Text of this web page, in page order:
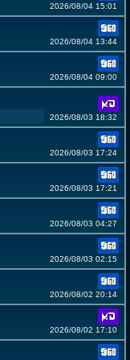
2026/08/04 15:01
2026/08/04 13:44
2026/08/04 09:00
2026/08/03 18:32
2026/08/03 17:24
2026/08/03 17:21
2026/08/03 04:27
2026/08/03 02:15
2026/08/02 20:14
2026/08/02 17:10